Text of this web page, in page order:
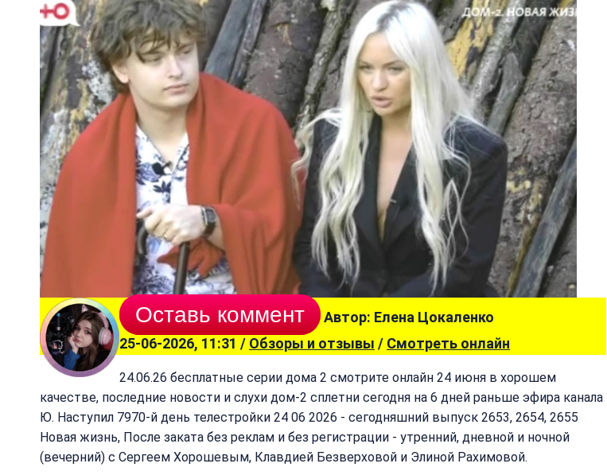
Оставь коммент
Автор: Елена Цокаленко
25-06-2026, 11:31 / Обзоры и отзывы / Смотреть онлайн
24.06.26 бесплатные серии дома 2 смотрите онлайн 24 июня в хорошем
качестве, последние новости и слухи дом-2 сплетни сегодня на 6 дней раньше эфира канала
Ю. Наступил 7970-й день телестройки 24 06 2026 - сегодняшний выпуск 2653, 2654, 2655
Новая жизнь, После заката без реклам и без регистрации - утренний, дневной и ночной
(вечерний) с Сергеем Хорошевым, Клавдией Безверховой и Элиной Рахимовой.